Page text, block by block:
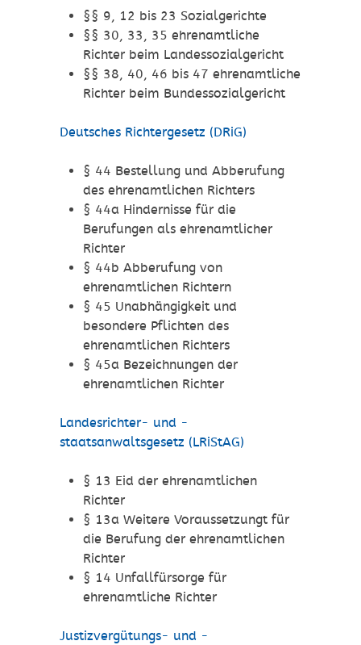
§§ 9, 12 bis 23 Sozialgerichte
§§ 30, 33, 35 ehrenamtliche
Richter beim Landessozialgericht
§§ 38, 40, 46 bis 47 ehrenamtliche
Richter beim Bundessozialgericht
Deutsches Richtergesetz (DRiG)
§ 44 Bestellung und Abberufung
des ehrenamtlichen Richters
§ 44a Hindernisse für die
Berufungen als ehrenamtlicher
Richter
§ 44b Abberufung von
ehrenamtlichen Richtern
§ 45 Unabhängigkeit und
besondere Pflichten des
ehrenamtlichen Richters
§ 45a Bezeichnungen der
ehrenamtlichen Richter
Landesrichter- und -
staatsanwaltsgesetz (LRiStAG)
§ 13 Eid der ehrenamtlichen
Richter
§ 13a Weitere Voraussetzungt für
die Berufung der ehrenamtlichen
Richter
§ 14 Unfallfürsorge für
ehrenamtliche Richter
Justizvergütungs- und -